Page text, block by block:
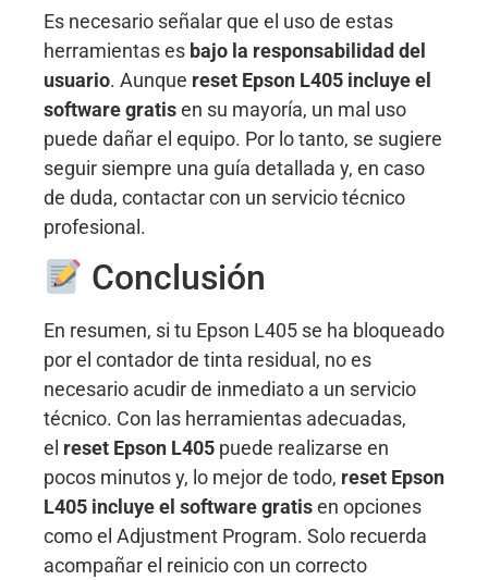
Es necesario señalar que el uso de estas
herramientas es bajo la responsabilidad del
usuario. Aunque reset Epson L405 incluye el
software gratisen su mayoría, un mal uso
puede dañar el equipo. Por lo tanto, se sugiere
seguir siempre una guía detallada y, en caso
de duda, contactar con un servicio técnico
profesional .
Conclusión
En resumen, si tu Epson L405 se ha bloqueado
por el contador de tinta residual, no es
necesario acudir de inmediato a un servicio
técnico. Con las herramientas adecuadas,
el reset Epson L405 puede realizarse en
pocos minutos y, lo mejor de todo, reset Epson
L405 incluye el software gratisen opciones
como el Adjustment Program. Solo recuerda
acompañar el reinicio con un correcto